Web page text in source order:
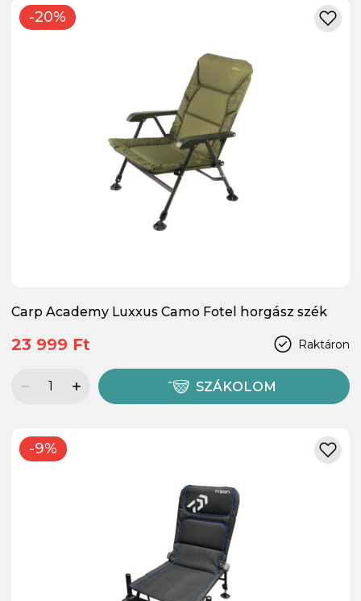
-20%
Carp Academy Luxxus Camo Fotel horgász szék
Raktáron
23 999 Ft
SZÁKOLOM
-9%